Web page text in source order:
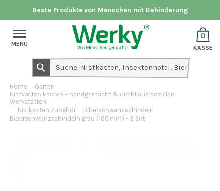
Beste Produkte von Menschen mit Behinderung
0
KASSE
MENÜ
Home
Garten
Nistkasten kaufen – handgemacht & direkt aus sozialen
Werkstätten
Nistkasten Zubehör
Biberschwanzschindeln
Biberschwanzschindeln grau (100 mm) - 3 Set